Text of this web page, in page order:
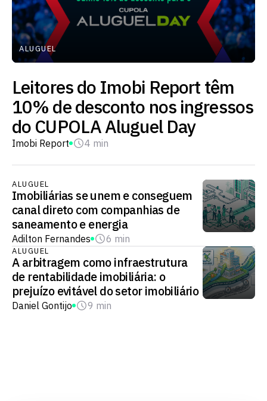
ALUGUEL
Leitores do Imobi Report têm
10% de desconto nos ingressos
do CUPOLA Aluguel Day
Imobi Report 4 min
ALUGUEL
Imobiliárias se unem e conseguem
canal direto com companhias de
saneamento e energia
Adilton Fernandes 6 min
ALUGUEL
A arbitragem como infraestrutura
de rentabilidade imobiliária: o
prejuízo evitável do setor imobiliário
Daniel Gontijo 9 min